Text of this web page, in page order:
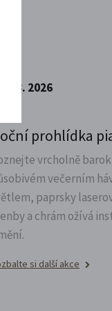
7. 8. 2026
prohlídka
vrcholně
večerním
paprsky
a chrám ožívá
si další akce